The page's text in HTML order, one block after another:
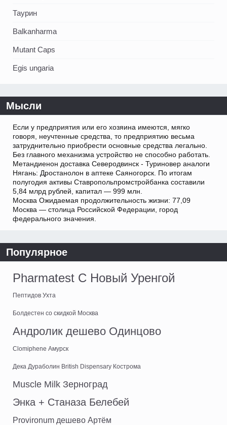
Таурин
Balkanharma
Mutant Caps
Egis ungaria
Мысли
Если у предприятия или его хозяина имеются, мягко
говоря, неучтенные средства, то предприятию весьма
затруднительно приобрести основные средства легально.
Без главного механизма устройство не способно работать.
Метандиенон доставка Северодвинск - Туриновер аналоги
Нягань: Дростанолон в аптеке Саяногорск. По итогам
полугодия активы Ставропольпромстройбанка составили
5,84 млрд рублей, капитал — 999 млн.
Москва Ожидаемая продолжительность жизни: 77,09
Москва — столица Российской Федерации, город
федерального значения.
Популярное
Pharmatest C Новый Уренгой
Пептидов Ухта
Болдестен со скидкой Москва
Андролик дешево Одинцово
Clomiphene Амурск
Дека Дураболин British Dispensary Кострома
Muscle Milk Зерноград
Энка + Станаза Белебей
Provironum дешево Артём